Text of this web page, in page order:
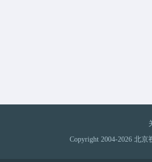
Copyright 2004-2026 北